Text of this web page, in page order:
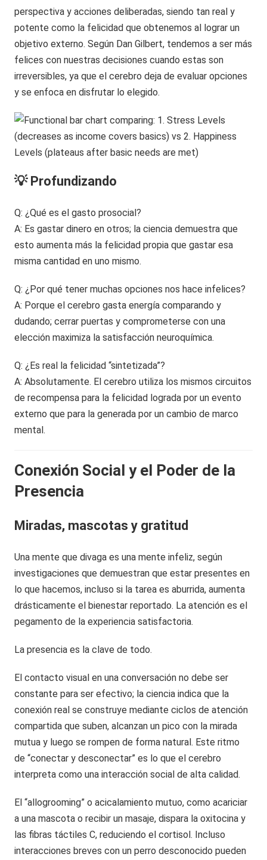
perspectiva y acciones deliberadas, siendo tan real y
potente como la felicidad que obtenemos al lograr un
objetivo externo. Según Dan Gilbert, tendemos a ser más
felices con nuestras decisiones cuando estas son
irreversibles, ya que el cerebro deja de evaluar opciones
y se enfoca en disfrutar lo elegido.
💡 Profundizando
Q: ¿Qué es el gasto prosocial?
A: Es gastar dinero en otros; la ciencia demuestra que
esto aumenta más la felicidad propia que gastar esa
misma cantidad en uno mismo.
Q: ¿Por qué tener muchas opciones nos hace infelices?
A: Porque el cerebro gasta energía comparando y
dudando; cerrar puertas y comprometerse con una
elección maximiza la satisfacción neuroquímica.
Q: ¿Es real la felicidad “sintetizada”?
A: Absolutamente. El cerebro utiliza los mismos circuitos
de recompensa para la felicidad lograda por un evento
externo que para la generada por un cambio de marco
mental.
Conexión Social y el Poder de la
Presencia
Miradas, mascotas y gratitud
Una mente que divaga es una mente infeliz, según
investigaciones que demuestran que estar presentes en
lo que hacemos, incluso si la tarea es aburrida, aumenta
drásticamente el bienestar reportado. La atención es el
pegamento de la experiencia satisfactoria.
La presencia es la clave de todo.
El contacto visual en una conversación no debe ser
constante para ser efectivo; la ciencia indica que la
conexión real se construye mediante ciclos de atención
compartida que suben, alcanzan un pico con la mirada
mutua y luego se rompen de forma natural. Este ritmo
de “conectar y desconectar” es lo que el cerebro
interpreta como una interacción social de alta calidad.
El “allogrooming” o acicalamiento mutuo, como acariciar
a una mascota o recibir un masaje, dispara la oxitocina y
las fibras táctiles C, reduciendo el cortisol. Incluso
interacciones breves con un perro desconocido pueden